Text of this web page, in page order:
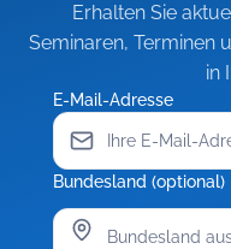
Erhalten Sie
Seminaren, Terminen
in
E-Mail-Adresse
Bundesland (optional)